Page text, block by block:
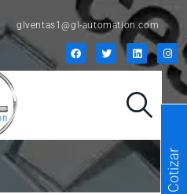
glventas1@gl-automation.com
Cotizar